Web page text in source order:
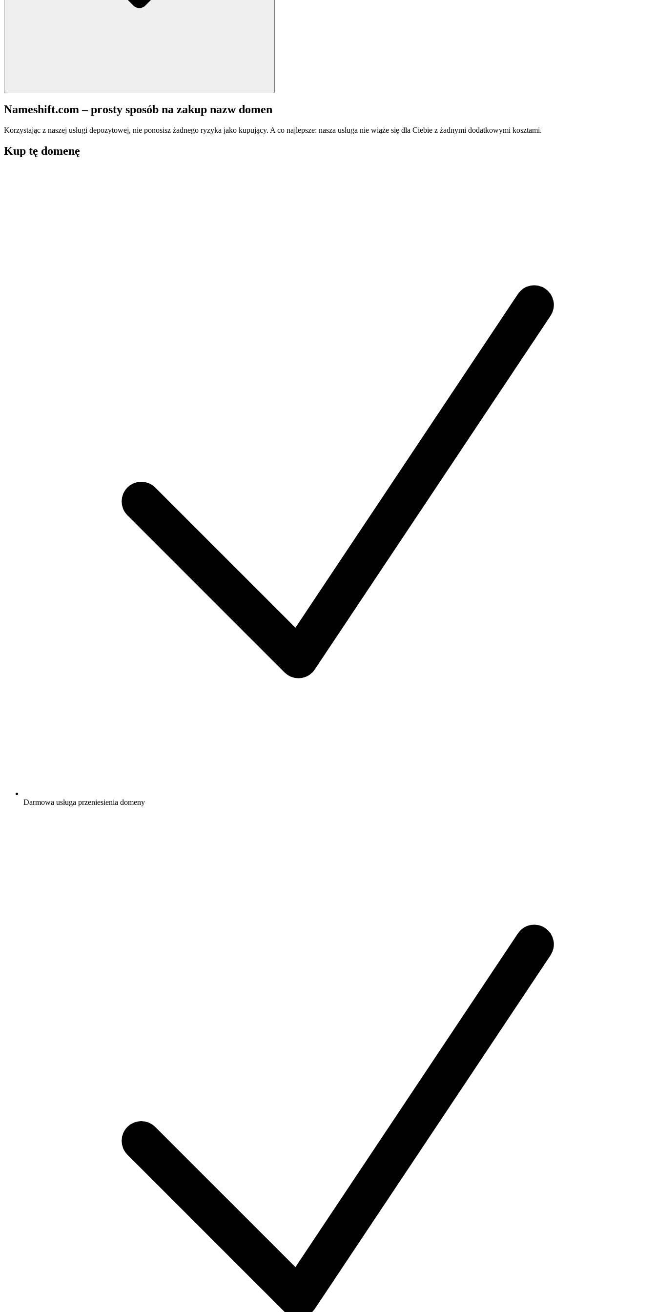
Nameshift.com – prosty sposób na zakup nazw domen
Korzystając z naszej usługi depozytowej, nie ponosisz żadnego ryzyka jako kupujący. A co najlepsze: nasza usługa nie wiąże się dla Ciebie z żadnymi dodatkowymi kosztami.
Kup tę domenę
Darmowa usługa przeniesienia domeny